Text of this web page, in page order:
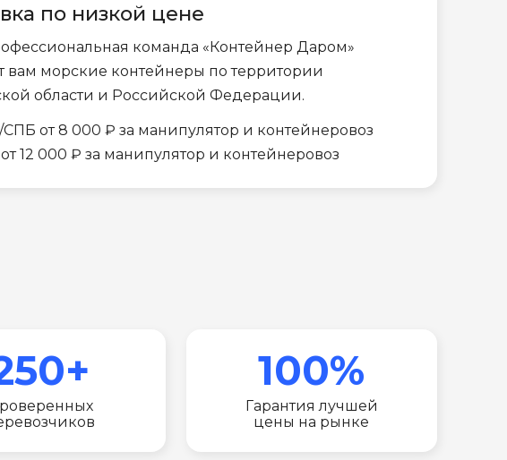
по низкой цене
команда «Контейнер Даром»
вам морские контейнеры по территории
области и Российской Федерации.
от 8 000 ₽ за манипулятор и контейнеровоз
12 000 ₽ за манипулятор и контейнеровоз
100%
Гарантия лучшей
цены на рынке